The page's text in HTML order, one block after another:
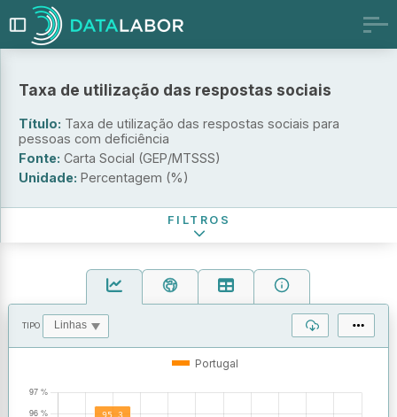
TIPO
Portugal
Taxa de utilização das respostas sociais
Título: Taxa de utilização das respostas sociais para
pessoas com deficiência
Fonte: Carta Social (GEP/MTSSS)
Unidade: Percentagem (%)
Tipologia da Resposta
Natureza Jurídica
FILTROS